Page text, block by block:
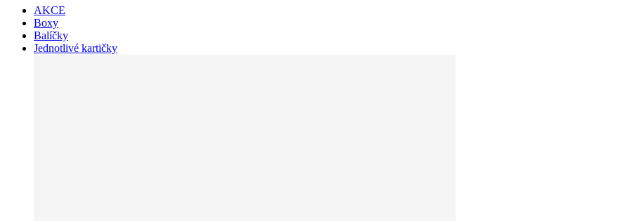
AKCE
Boxy
Balíčky
Jednotlivé kartičky